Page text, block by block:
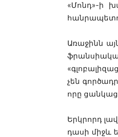
«Մոնդ»-ի
Առաջինն
«
չեն
որը
Երկրորդ լավ
դասի միջև